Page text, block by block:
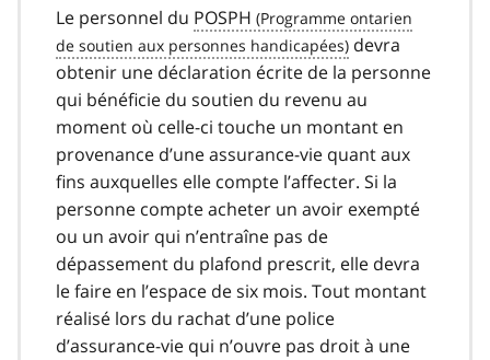
Le personnel du POSPH
devra
obtenir une déclaration écrite de la personne
qui bénéficie du soutien du revenu au
moment où celle-ci touche un montant en
provenance d’une assurance-vie quant aux
fins auxquelles elle compte l’affecter. Si la
personne compte acheter un avoir exempté
ou un avoir qui n’entraîne pas de
dépassement du plafond prescrit, elle devra
le faire en l’espace de six mois. Tout montant
réalisé lors du rachat d’une police
d’assurance-vie qui n’ouvre pas droit à une